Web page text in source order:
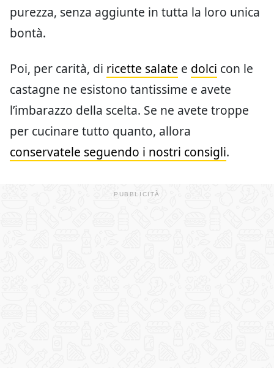
purezza, senza aggiunte in tutta la loro unica
bontà.
Poi, per carità, di ricette salate e dolci con le
castagne ne esistono tantissime e avete
l’imbarazzo della scelta. Se ne avete troppe
per cucinare tutto quanto, allora
conservatele seguendo i nostri consigli.